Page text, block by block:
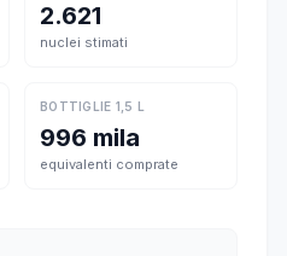
2.621
nuclei stimati
BOTTIGLIE 1,5 L
996 mila
equivalenti comprate